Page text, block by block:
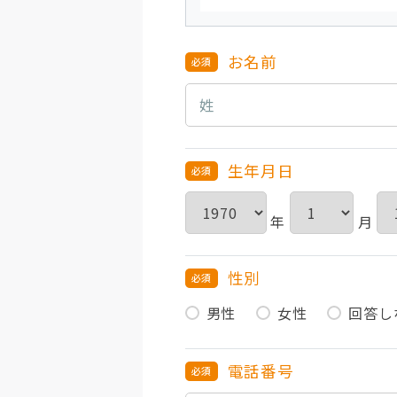
お名前
生年月日
年 月
性別
男性 女性 回答
電話番号